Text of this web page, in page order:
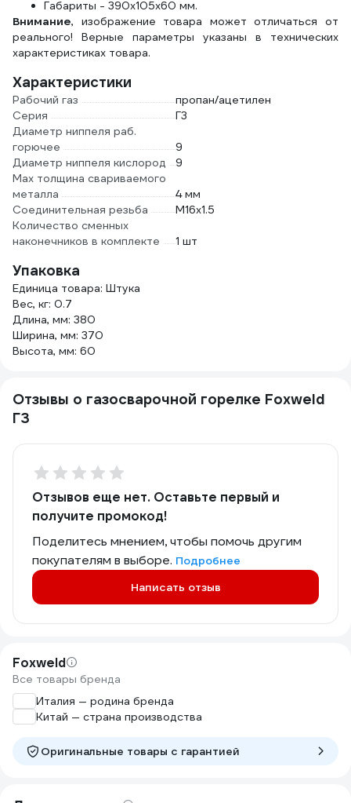
Габариты - 390х105х60 мм.
Внимание, изображение товара может отличаться от
реального! Верные параметры указаны в технических
характеристиках товара.
Характеристики
Рабочий газ
пропан/ацетилен
Серия
Г3
Диаметр ниппеля раб.
горючее
9
Диаметр ниппеля кислород
9
Мах толщина свариваемого
металла
4 мм
Соединительная резьба
М16х1.5
Количество сменных
наконечников в комплекте
1 шт
Упаковка
Единица товара: Штука
Вес, кг: 0.7
Длина, мм: 380
Ширина, мм: 370
Высота, мм: 60
Отзывы о газосварочной горелке Foxweld
Г3
Отзывов еще нет. Оставьте первый и
получите промокод!
Поделитесь мнением, чтобы помочь другим
покупателям в выборе. Подробнее
Написать отзыв
Foxweld
Все товары бренда
Италия — родина бренда
Китай — страна производства
Оригинальные товары c гарантией